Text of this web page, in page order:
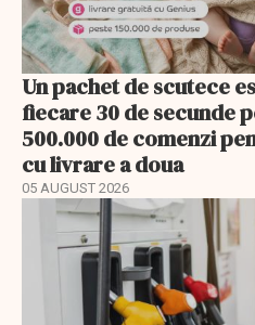
Un pachet de scutece
fiecare 30 de secunde
500.000 de comenzi
cu livrare a doua
05 AUGUST 2026